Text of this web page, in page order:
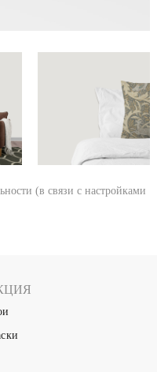
(в связи с настройками